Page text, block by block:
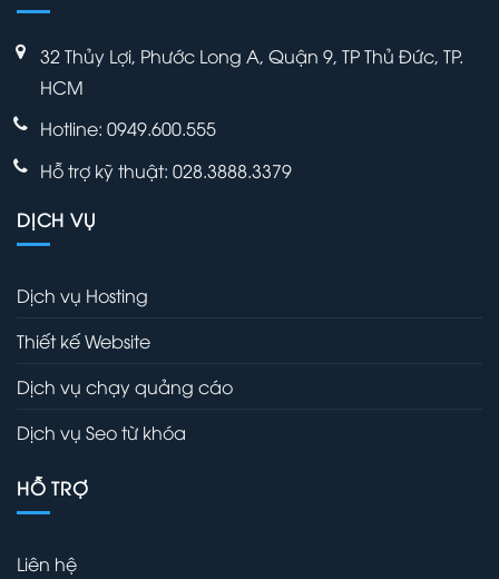
32 Thủy Lợi, Phước Long A, Quận 9, TP Thủ Đức, TP.
HCM
Hotline: 0949.600.555
Hỗ trợ kỹ thuật: 028.3888.3379
DỊCH VỤ
Dịch vụ Hosting
Thiết kế Website
Dịch vụ chạy quảng cáo
Dịch vụ Seo từ khóa
HỖ TRỢ
Liên hệ